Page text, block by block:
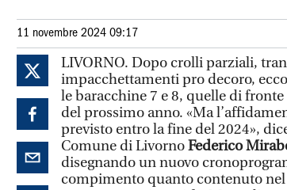
11 novembre 2024 09:17
LIVORNO. Dopo crolli parziali,
impacchettamenti pro decoro,
le baracchine 7 e 8, quelle di
del prossimo anno. «Ma
previsto entro la fine del 2024»,
Comune di LivornoFederico
disegnando un nuovo
compimento quanto contenuto